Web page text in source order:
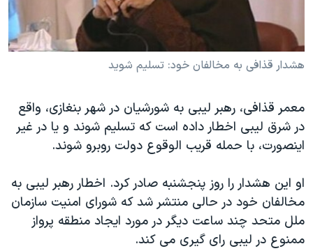
فرهنگ و زندگی
حقوق شهروندی
اقتصادی
اسرائیل در جنگ
گالری عکس
انتخابات ریاست جمهوری آمریکا ۲۰۲۴
حمله جمهوری اسلامی به اسرائیل
ورزش زنان در ایران
اعتراضات زن، زندگی، آزادی
تریبونال مردمی آبان ۹۸
چهل سال گروگان‌گیری
زبانهای مختلف
هشدار قذافی به مخالفان خود: تسلیم شوید
معمر قذافی، رهبر لیبی به شورشیان در شهر بنغازی، واقع
در شرق لیبی اخطار داده است که تسلیم شوند و یا در غیر
اینصورت، با حمله قریب الوقوع دولت روبرو شوند.
او این هشدار را روز پنجشنبه صادر کرد. اخطار رهبر لیبی به
مخالفان خود در حالی منتشر شد که شورای امنیت سازمان
ملل متحد چند ساعت دیگر در مورد ایجاد منطقه پرواز
ممنوع در لیبی رای گیری می کند.